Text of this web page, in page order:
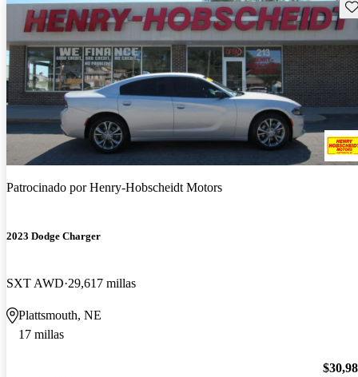
Patrocinado porHenry-Hobscheidt Motors
2023 Dodge Charger
SXT AWD 29,617 millas
Plattsmouth, NE
17 millas